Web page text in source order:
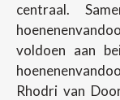
centraal.
voldoen aan
Rhodri van